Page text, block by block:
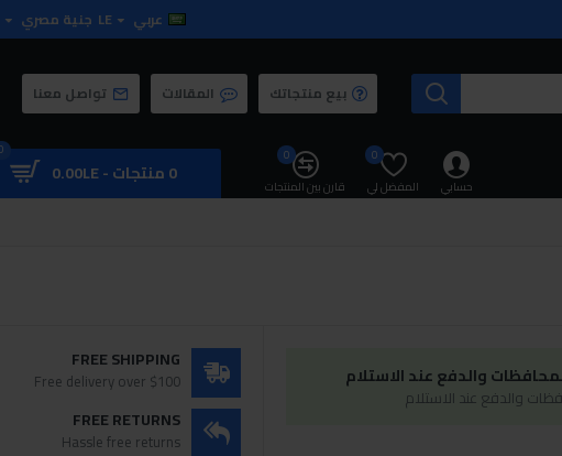
عربي LE جنية مصري
بيع منتجاتك المقالات تواصل معنا
حسابي المفضل لي
0
قارن بين المنتجات
0
0 منتجات - 0.00LE
والدفع عند الاستلام
والدفع عند الاستلام
FREE SHIPPING
Free delivery over $100
FREE RETURNS
Hassle free returns